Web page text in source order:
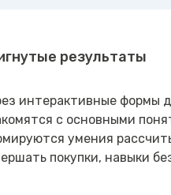
результаты
интерактивные формы
с основными
умения
покупки, навыки